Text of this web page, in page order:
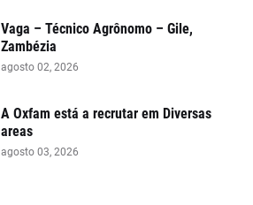
Vaga – Técnico Agrônomo – Gile,
Zambézia
agosto 02, 2026
A Oxfam está a recrutar em Diversas
areas
agosto 03, 2026